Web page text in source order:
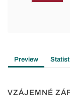
Preview
VZÁJEMNÉ